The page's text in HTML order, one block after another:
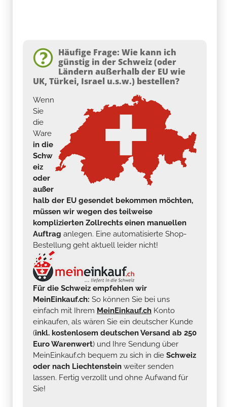
Häufige Frage: Wie kann ich
günstig in der Schweiz (oder
Ländern außerhalb der EU wie
UK, Türkei, Israel u.s.w.) bestellen?
Wenn
Sie
die
Ware
in die
Schw
eiz
oder
außer
halb der EU gesendet bekommen möchten,
müssen wir wegen des teilweise
komplizierten Zollrechts einen manuellen
Auftrag anlegen. Eine automatisierte Shop-
Bestellung geht aktuell leider nicht!
Für die Schweiz empfehlen wir
MeinEinkauf.ch: So können Sie bei uns
einfach mit Ihrem MeinEinkauf.ch Konto
einkaufen, als wären Sie ein deutscher Kunde
(inkl. kostenlosem deutschen Versand ab 250
Euro Warenwert) und Ihre Sendung über
MeinEinkauf.ch bequem zu sich in die Schweiz
oder nach Liechtenstein weiter senden
lassen. Fertig verzollt und ohne Aufwand für
Sie!